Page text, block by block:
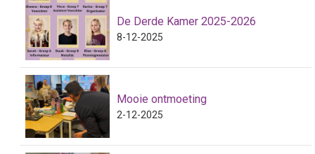
De Derde Kamer 2025-2026
8-12-2025
Mooie ontmoeting
2-12-2025